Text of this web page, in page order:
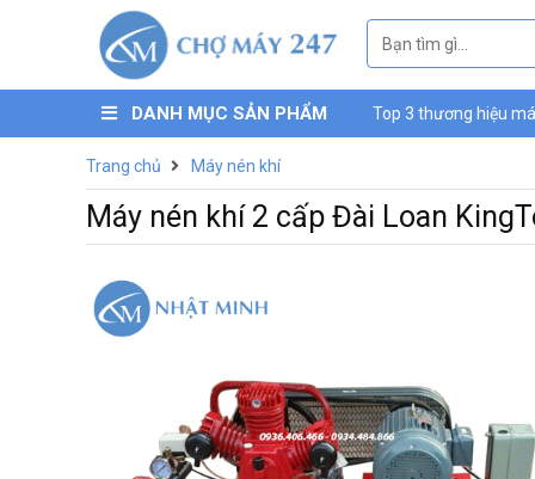
DANH MỤC SẢN PHẨM Top 3 thương hiệu
Trang chủ Máy nén khí
Máy nén khí 2 cấp Đài Loan